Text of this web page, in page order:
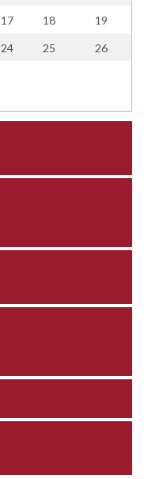
17 18 19
24 25 26